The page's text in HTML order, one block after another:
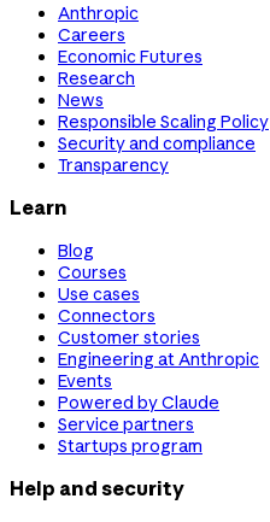
Anthropic
Careers
Economic Futures
Research
News
Responsible Scaling Policy
Security and compliance
Transparency
Learn
Blog
Courses
Use cases
Connectors
Customer stories
Engineering at Anthropic
Events
Powered by Claude
Service partners
Startups program
Help and security